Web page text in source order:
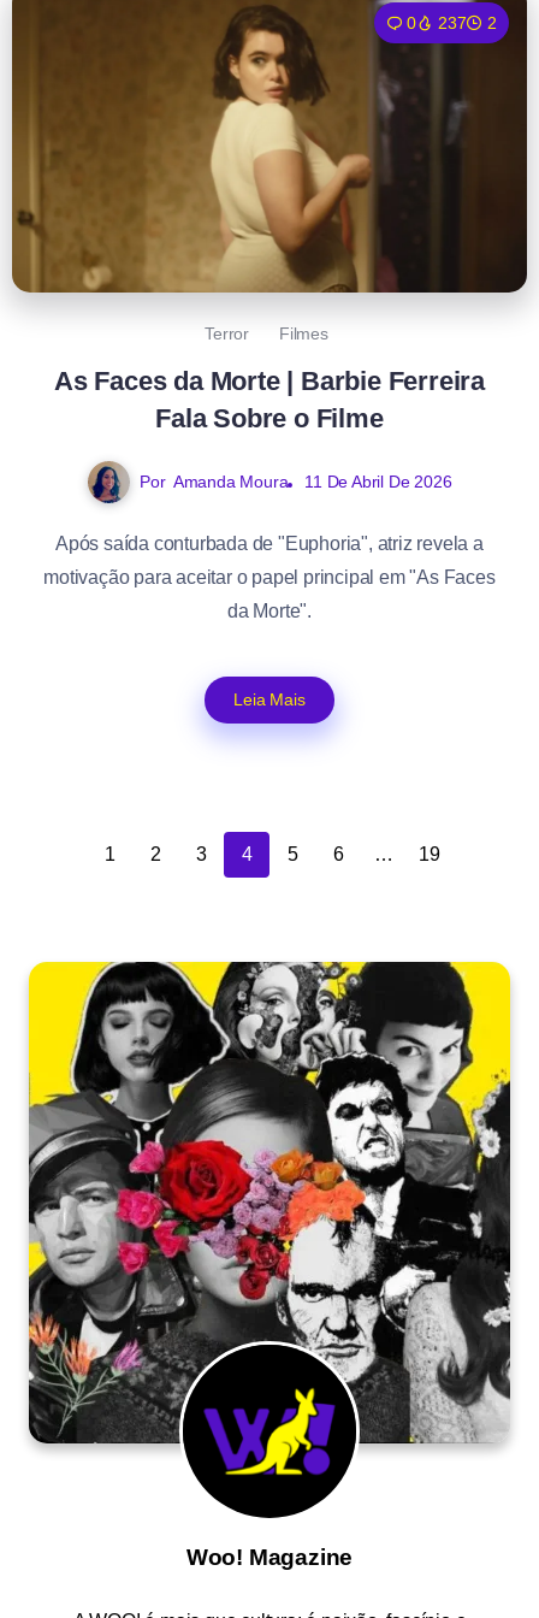
0 237 2
Terror Filmes
As Faces da Morte | Barbie Ferreira
Fala Sobre o Filme
Por Amanda Moura 11 De Abril De 2026
Após saída conturbada de "Euphoria", atriz revela a
motivação para aceitar o papel principal em "As Faces
da Morte".
Leia Mais
1 2 3 4 5 6 … 19
Woo! Magazine